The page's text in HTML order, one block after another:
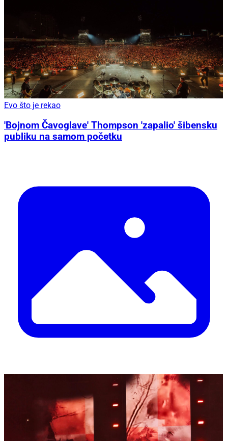
Evo što je rekao
'Bojnom Čavoglave' Thompson 'zapalio' šibensku
publiku na samom početku